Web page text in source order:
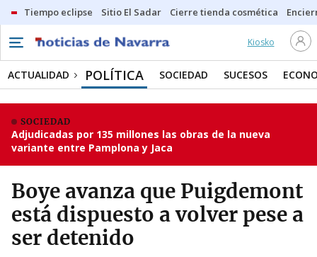
Tiempo eclipse Sitio El Sadar Cierre tienda cosmética
Kiosko
ACTUALIDAD POLÍTICA SOCIEDAD SUCESOS
SOCIEDAD
Adjudicadas por 135 millones las obras de la nueva
variante entre Pamplona y Jaca
Boye avanza que Puigdemont
está dispuesto a volver pese a
ser detenido